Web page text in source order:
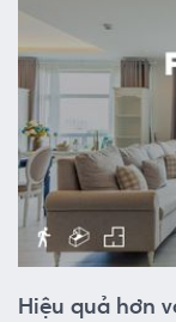
Hiệu quả hơn